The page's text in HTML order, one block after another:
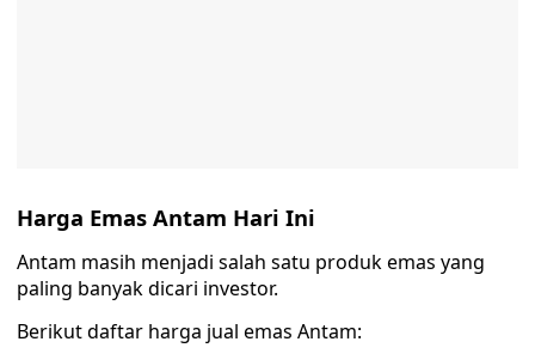
Harga Emas Antam Hari Ini
Antam masih menjadi salah satu produk emas yang
paling banyak dicari investor.
Berikut daftar harga jual emas Antam: